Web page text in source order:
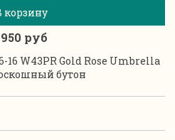
корзину
руб
16 W43PR Gold Rose Umbrella
бутон